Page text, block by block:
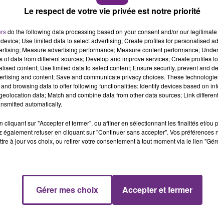
LE MAGASIN JOUÉCLUB DE REIMS FERME
SES PORTES
C'était l'une des institutions du centre-ville
rémois. Le magasin JouéClub est contraint de
fermer ses portes.
Le respect de votre vie privée est notre priorité
do the following data processing based on your consent and/or our
Use limited data to select advertising; Create profiles for personalised
Measure advertising performance; Measure content performance;
of data from different sources; Develop and improve services; Create profiles
content; Use limited data to select content; Ensure security, prevent and
and content; Save and communicate privacy choices. These
browsing data to offer following functionalities: Identify devices based on
data; Match and combine data from other data sources; Link
automatically.
cliquant sur "Accepter et fermer", ou affiner en sélectionnant les finalités et/ou
également refuser en cliquant sur "Continuer sans accepter". Vos préférences
à jour vos choix, ou retirer votre consentement à tout moment via le lien
Gérer mes choix Accepter et fermer